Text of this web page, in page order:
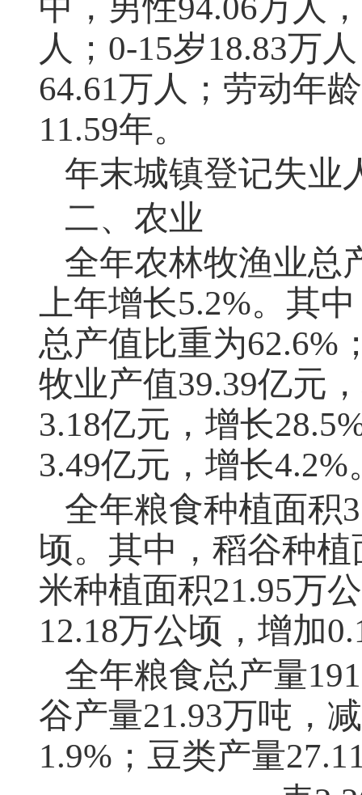
中，男性94.06万人
人； 0-15岁18.83万
64.61万人；劳动年
11.59年。
年末城镇登记失业
二、农业
全年农林牧渔业总
上年增长5.2%。其
总产值比重为62.6%
牧业产值39.39亿元
3.18亿元，增长
3.49亿元，增长4.2%
全年粮食种植面积
顷。其中，稻谷种植
米种植面积21.95万
12.18万公顷，增加
全年粮食总产量
谷产量21.93万吨，
1.9% ；豆类产量